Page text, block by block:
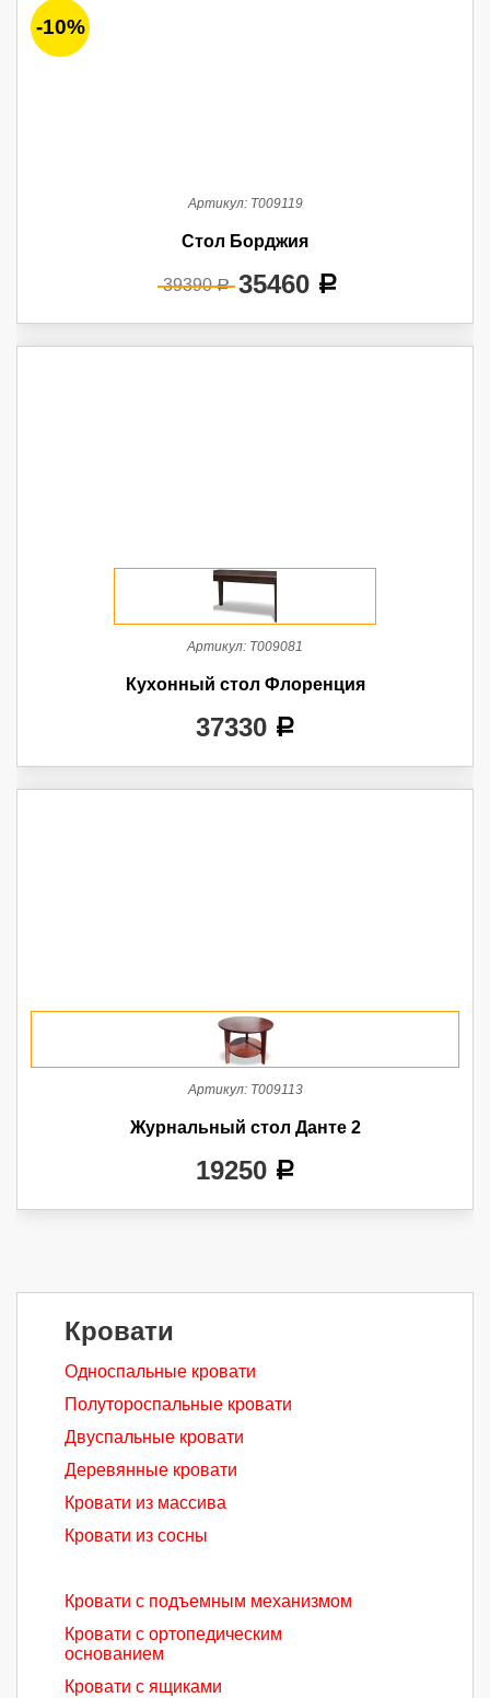
-10%
Артикул: Т009119
Стол Борджия
39390a 35460 a
Артикул: Т009081
Кухонный стол Флоренция
37330 a
Артикул: Т009113
Журнальный стол Данте 2
19250 a
Кровати
Односпальные кровати
Полутороспальные кровати
Двуспальные кровати
Деревянные кровати
Кровати из массива
Кровати из сосны
Кровати с подъемным механизмом
Кровати с ортопедическим
основанием
Кровати с ящиками